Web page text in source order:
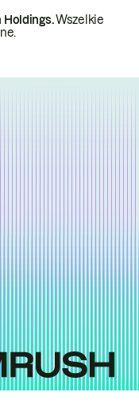
Holdings.Wszelkie